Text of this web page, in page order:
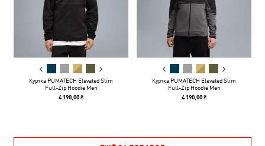
Куртка PUMATECH Elevated Slim
Full-Zip Hoodie Men
4 190,00 ₴
Куртка PUMATECH Elevated Slim
Full-Zip Hoodie Men
4 190,00 ₴